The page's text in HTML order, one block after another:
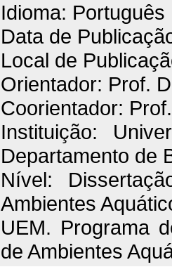
Idioma: Português
Data de
Local de
Orientador: Prof.
Coorientador:
Instituição:
Departamento de
Nível:
Ambientes
UEM. Programa
de Ambientes